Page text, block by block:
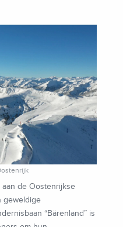
de Oostenrijkse
geweldige
“Bärenland” is